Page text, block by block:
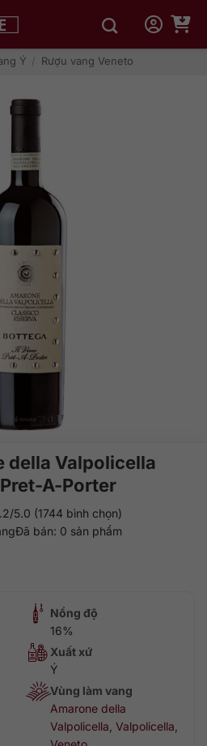
Ý / Rượu vang Veneto
della Valpolicella
A-Porter
5.0 (1744 bình chọn)
Đã bán: 0 sản phẩm
Nồng độ
16%
Xuất xứ
Ý
Vùng làm vang
Amarone della
Valpolicella Valpolicella